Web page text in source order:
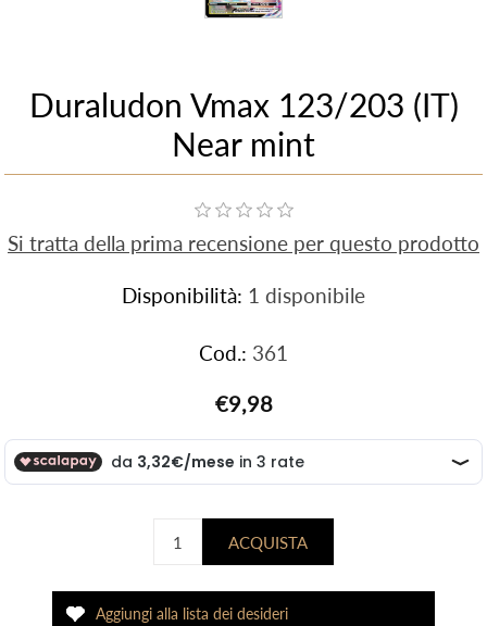
Duraludon Vmax 123/203 (IT)
Near mint
Si tratta della prima recensione per questo prodotto
Disponibilità: 1 disponibile
Cod.: 361
€9,98